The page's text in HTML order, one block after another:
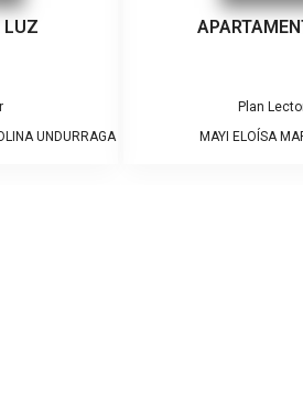
LUZ
UNDURRAGA
Plan
MAYI ELOÍSA